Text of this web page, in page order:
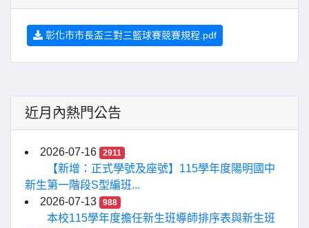
彰化市市長盃三對三籃球賽競賽規程.pdf
近月內熱門公告
2026-07-16 2911
【新增：正式學號及座號】115學年度陽明國中
新生第一階段S型編班...
2026-07-13
988
本校115學年度擔任新生班導師排序表與新生班